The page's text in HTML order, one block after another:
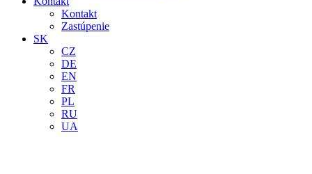
Kontakt
Zastúpenie
SK
CZ
DE
EN
FR
PL
RU
UA